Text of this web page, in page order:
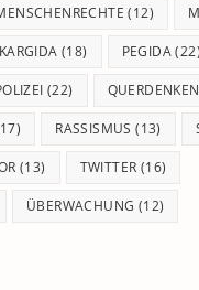
(12)
(18) PEGIDA(22)
(22) QUERDENKEN
RASSISMUS (13)
(13) TWITTER (16)
ÜBERWACHUNG (12)